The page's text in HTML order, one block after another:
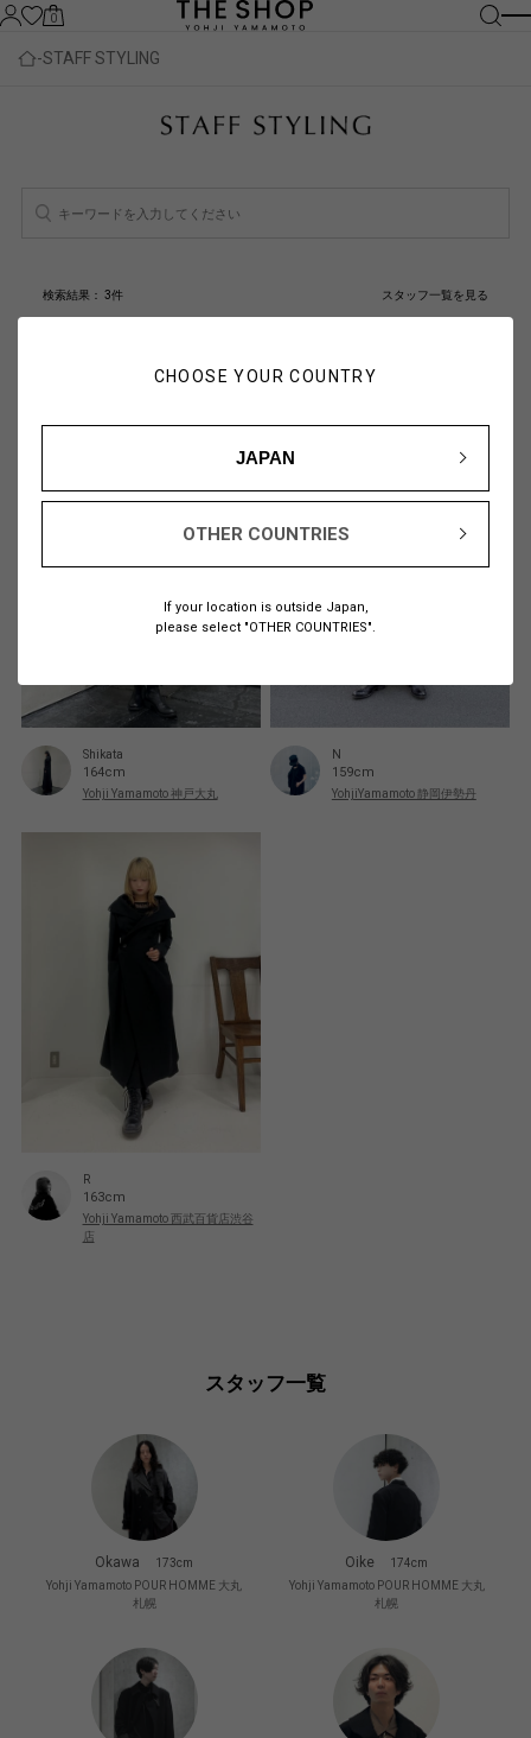
CHOOSE YOUR COUNTRY
JAPAN
OTHER COUNTRIES
If your location is outside Japan,
please select "OTHER COUNTRIES".
0
STAFF STYLING
検索結果： 3件 スタッフ一覧を見る
Shikata
164cm
Yohji Yamamoto 神戸大丸
N
159cm
YohjiYamamoto 静岡伊勢丹
R
163cm
Yohji Yamamoto 西武百貨店渋谷
店
スタッフ一覧
Okawa
173cm
Yohji Yamamoto POUR HOMME 大丸
札幌
Oike
174cm
Yohji Yamamoto POUR HOMME 大丸
札幌